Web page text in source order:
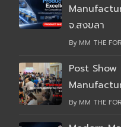
จ.สงขลา
By MM THE
Post
By MM THE